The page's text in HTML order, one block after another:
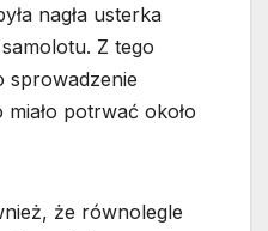
nagła usterka
Z tego
sprowadzenie
potrwać około
że równolegle